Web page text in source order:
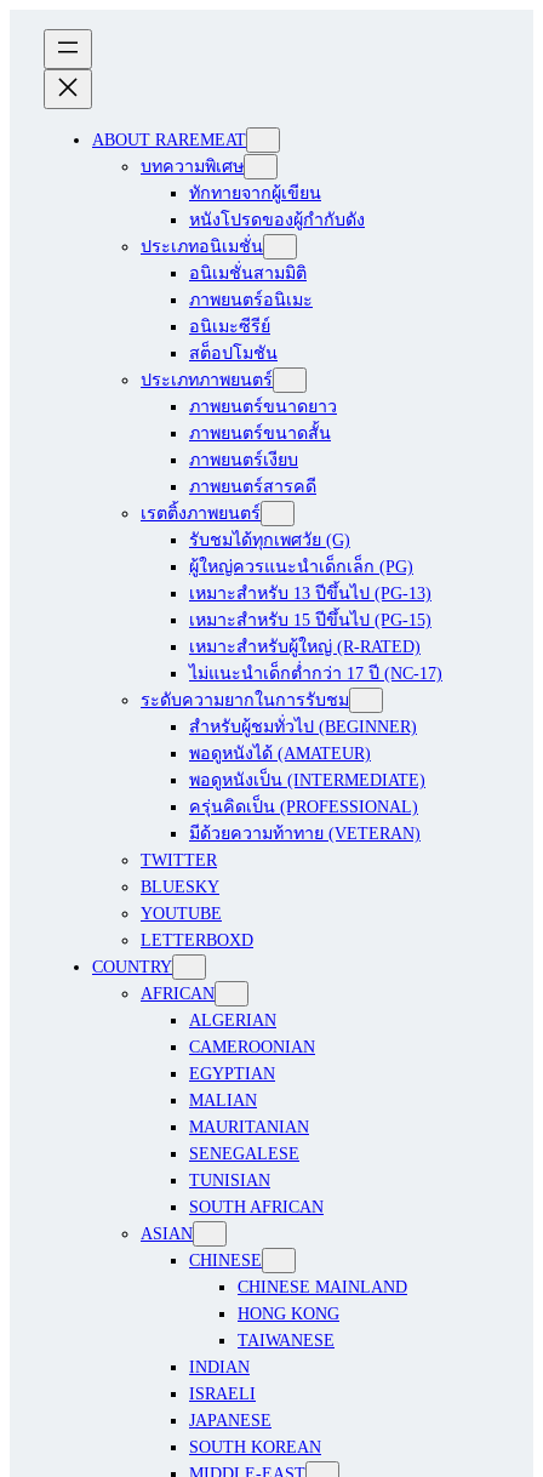
ABOUT RAREMEAT
บทความพิเศษ
ทักทายจากผู้เขียน
หนังโปรดของผู้กำกับดัง
ประเภทอนิเมชั่น
อนิเมชั่นสามมิติ
ภาพยนตร์อนิเมะ
อนิเมะซีรีย์
สต็อปโมชัน
ประเภทภาพยนตร์
ภาพยนตร์ขนาดยาว
ภาพยนตร์ขนาดสั้น
ภาพยนตร์เงียบ
ภาพยนตร์สารคดี
เรตติ้งภาพยนตร์
รับชมได้ทุกเพศวัย (G)
ผู้ใหญ่ควรแนะนำเด็กเล็ก (PG)
เหมาะสำหรับ 13 ปีขึ้นไป (PG-13)
เหมาะสำหรับ 15 ปีขึ้นไป (PG-15)
เหมาะสำหรับผู้ใหญ่ (R-RATED)
ไม่แนะนำเด็กต่ำกว่า 17 ปี (NC-17)
ระดับความยากในการรับชม
สำหรับผู้ชมทั่วไป (BEGINNER)
พอดูหนังได้ (AMATEUR)
พอดูหนังเป็น (INTERMEDIATE)
ครุ่นคิดเป็น (PROFESSIONAL)
มีด้วยความท้าทาย (VETERAN)
TWITTER
BLUESKY
YOUTUBE
LETTERBOXD
COUNTRY
AFRICAN
ALGERIAN
CAMEROONIAN
EGYPTIAN
MALIAN
MAURITANIAN
SENEGALESE
TUNISIAN
SOUTH AFRICAN
ASIAN
CHINESE
CHINESE MAINLAND
HONG KONG
TAIWANESE
INDIAN
ISRAELI
JAPANESE
SOUTH KOREAN